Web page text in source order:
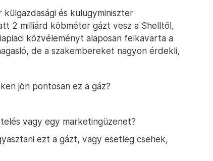
és külügyminiszter
2 milliárd köbméter gázt vesz a Shelltől,
közvéleményt alaposan felkavarta a
de a szakembereket nagyon érdekli,
jön pontosan ez a gáz?
vagy egy marketingüzenet?
ezt a gázt, vagy esetleg csehek,